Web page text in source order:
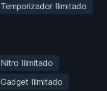
Temporizador Ilimitado
Nitro Ilimitado
Gadget Ilimitado